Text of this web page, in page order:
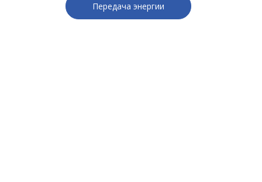
Передача энергии